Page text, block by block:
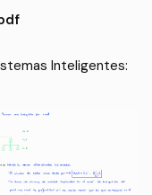
Inteligentes: